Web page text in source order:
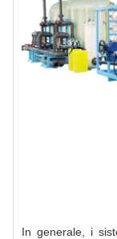
In generale, i